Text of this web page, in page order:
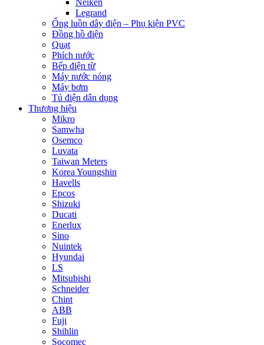
Neiken
Legrand
Ống luồn dây điện – Phụ kiện PVC
Đồng hồ điện
Quạt
Phích nước
Bếp điện từ
Máy nước nóng
Máy bơm
Tủ điện dân dụng
Thương hiệu
Mikro
Samwha
Osemco
Luvata
Taiwan Meters
Korea Youngshin
Havells
Epcos
Shizuki
Ducati
Enerlux
Sino
Nuintek
Hyundai
LS
Mitsubishi
Schneider
Chint
ABB
Fuji
Shihlin
Socomec